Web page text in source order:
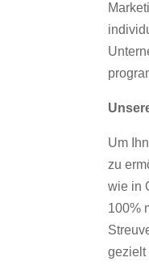
Um
zu
wie in
100%
gezielt